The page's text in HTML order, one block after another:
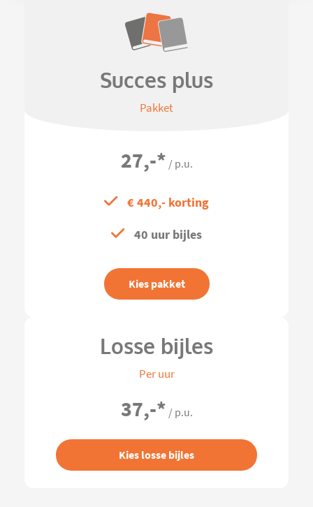
Succes plus
Pakket
27,-* / p.u.
€ 440,- korting
40 uur bijles
Kies pakket
Losse bijles
Per uur
37,-* / p.u.
Kies losse bijles